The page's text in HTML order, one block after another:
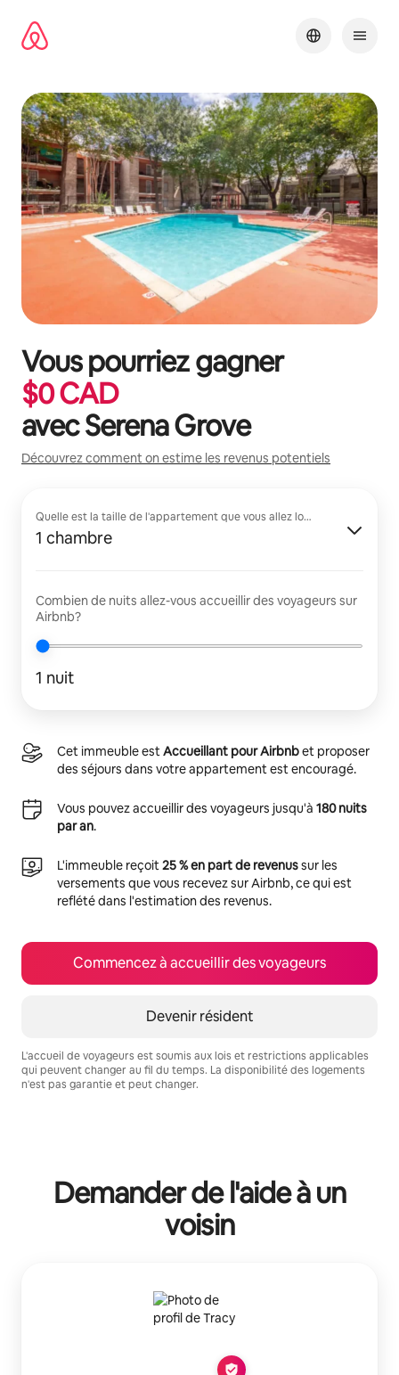
directement
Vous pourriez gagner
$0CAD
avecSerena Grove
Découvrez comment on estime les revenus potentiels
Quelle est la taille de l'appartement que vous allez louer?
1 chambre
Combien de nuits allez-vous accueillir des voyageurs sur
Airbnb?
1 nuit
Cet immeuble estAccueillant pour Airbnbet proposer
des séjours dans votre appartement est encouragé.
Vous pouvez accueillir des voyageurs jusqu'à 180 nuits
par an.
L'immeuble reçoit25 % en part de revenussur les
versements que vous recevez sur Airbnb, ce qui est
reflété dans l'estimation des revenus.
Commencez à accueillir des voyageurs
Devenir résident
L'accueil de voyageurs est soumis aux lois et restrictions applicables
qui peuvent changer au fil du temps. La disponibilité des logements
n'est pas garantie et peut changer.
Demander de l'aide à un
voisin